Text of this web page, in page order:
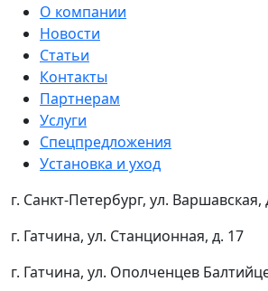
О компании
Новости
Статьи
Контакты
Партнерам
Услуги
Спецпредложения
Установка и уход
г. Санкт-Петербург, ул. Варшавская,
г. Гатчина, ул. Станционная, д. 17
г. Гатчина, ул. Ополченцев